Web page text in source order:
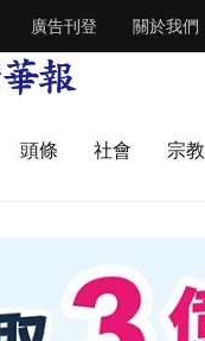
廣告刊登 關於我們
頭條 社會 宗教